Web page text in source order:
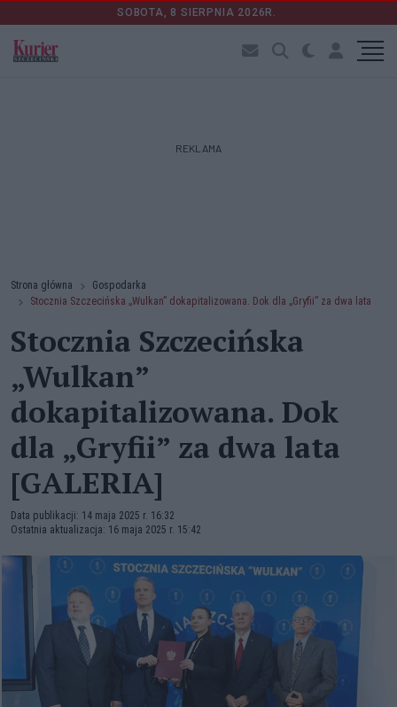
SOBOTA, 8 SIERPNIA 2026R.
REKLAMA
Strona główna
Gospodarka
Stocznia Szczecińska „Wulkan” dokapitalizowana. Dok dla „Gryfii” za dwa lata
Stocznia Szczecińska
„Wulkan”
dokapitalizowana. Dok
dla „Gryfii” za dwa lata
[GALERIA]
Data publikacji: 14 maja 2025 r. 16:32
Ostatnia aktualizacja: 16 maja 2025 r. 15:42